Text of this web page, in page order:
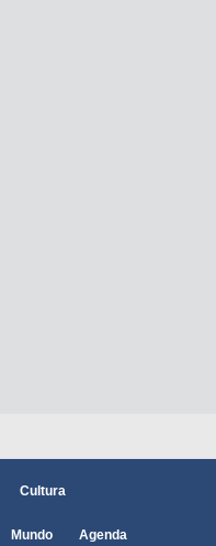
Cultura
Mundo Agenda